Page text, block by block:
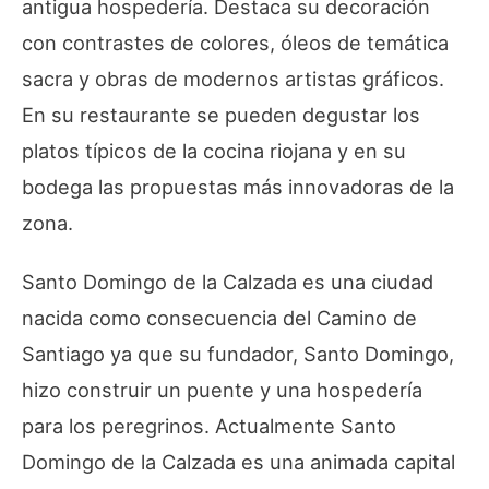
antigua hospedería. Destaca su decoración
con contrastes de colores, óleos de temática
sacra y obras de modernos artistas gráficos.
En su restaurante se pueden degustar los
platos típicos de la cocina riojana y en su
bodega las propuestas más innovadoras de la
zona.
Santo Domingo de la Calzada es una ciudad
nacida como consecuencia del Camino de
Santiago ya que su fundador, Santo Domingo,
hizo construir un puente y una hospedería
para los peregrinos. Actualmente Santo
Domingo de la Calzada es una animada capital